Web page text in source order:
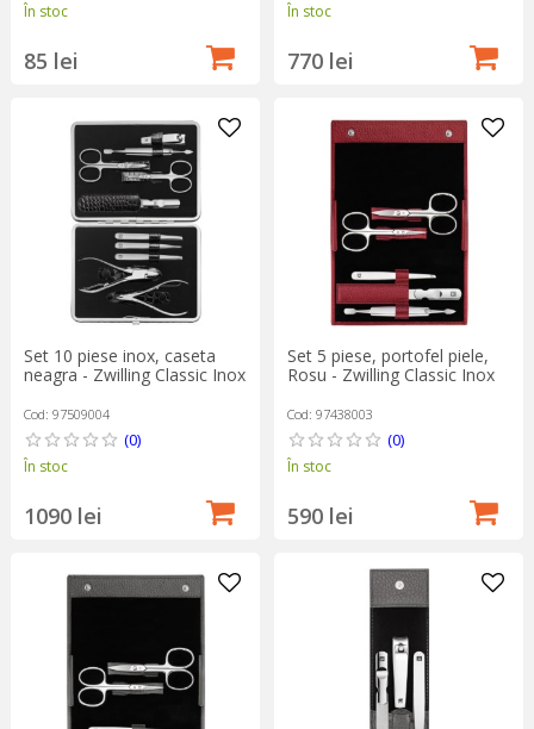
În stoc
85 lei
În stoc
770 lei
Set 10 piese inox, caseta
neagra - Zwilling Classic Inox
Cod: 97509004
(0)
În stoc
1090 lei
Set 5 piese, portofel piele,
Rosu - Zwilling Classic Inox
Cod: 97438003
(0)
În stoc
590 lei